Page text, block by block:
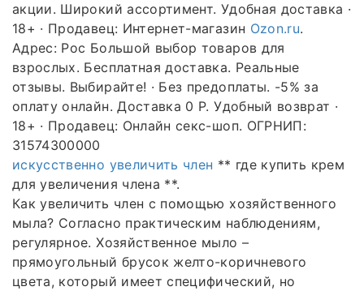
акции. Широкий ассортимент. Удобная доставка ·
18+ · Продавец: Интернет-магазин Ozon.ru.
Адрес: Рос Большой выбор товаров для
взрослых. Бесплатная доставка. Реальные
отзывы. Выбирайте! · Без предоплаты. -5% за
оплату онлайн. Доставка 0 P. Удобный возврат ·
18+ · Продавец: Онлайн секс-шоп. ОГРНИП:
31574300000
искусственно увеличить член ** где купить крем
для увеличения члена **.
Как увеличить член с помощью хозяйственного
мыла? Согласно практическим наблюдениям,
регулярное. Хозяйственное мыло –
прямоугольный брусок желто-коричневого
цвета, который имеет специфический, но